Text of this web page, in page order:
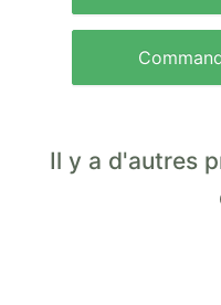
Il y a d'autres